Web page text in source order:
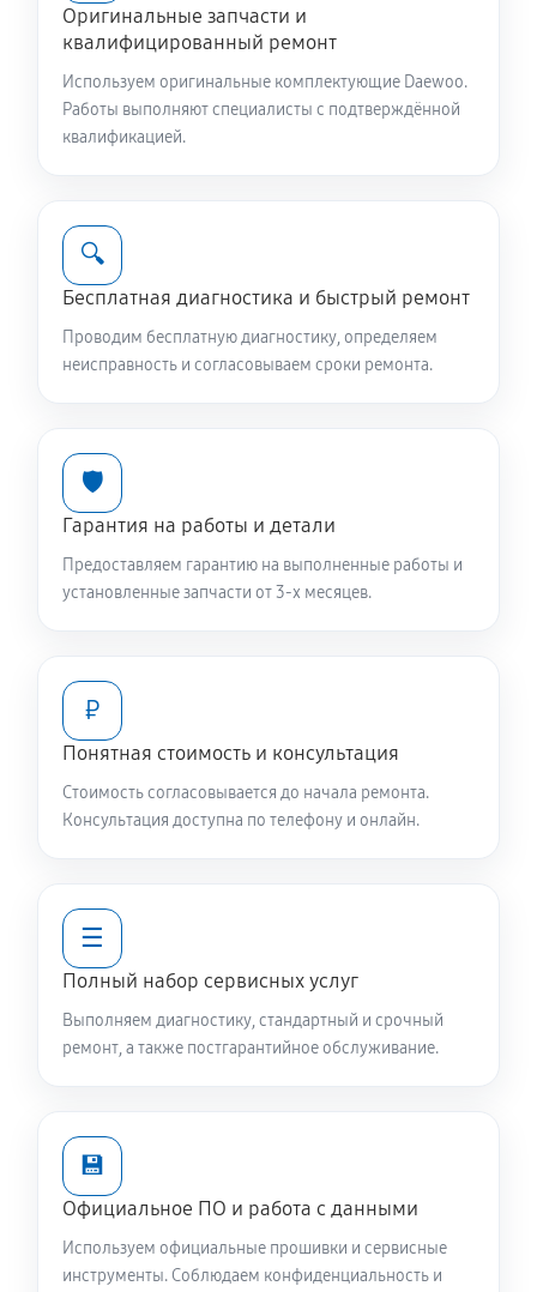
Оригинальные запчасти и
квалифицированный ремонт
Используем оригинальные комплектующие Daewoo.
Работы выполняют специалисты с подтверждённой
квалификацией.
🔍
Бесплатная диагностика и быстрый ремонт
Проводим бесплатную диагностику, определяем
неисправность и согласовываем сроки ремонта.
🛡️
Гарантия на работы и детали
Предоставляем гарантию на выполненные работы и
установленные запчасти от 3-х месяцев.
₽
Понятная стоимость и консультация
Стоимость согласовывается до начала ремонта.
Консультация доступна по телефону и онлайн.
☰
Полный набор сервисных услуг
Выполняем диагностику, стандартный и срочный
ремонт, а также постгарантийное обслуживание.
💾
Официальное ПО и работа с данными
Используем официальные прошивки и сервисные
инструменты. Соблюдаем конфиденциальность и